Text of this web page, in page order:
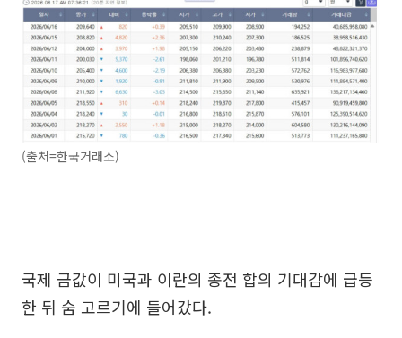
(출처=한국거래소)
국제 금값이 미국과 이란의 종전 합의 기대감에 급등
한 뒤 숨 고르기에 들어갔다.